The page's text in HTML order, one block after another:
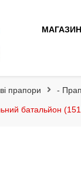
МАГАЗИН
прапори -
батальйон